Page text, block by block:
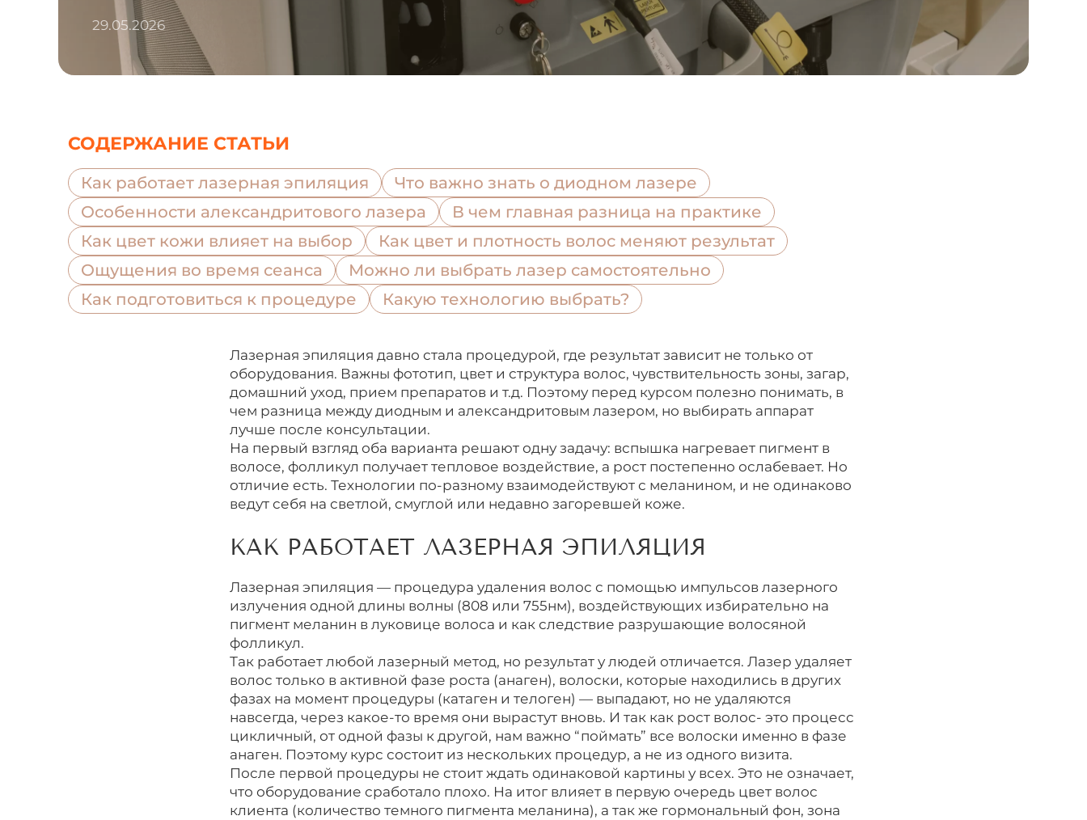
29.05.2026
СОДЕРЖАНИЕ СТАТЬИ
Как работает лазерная эпиляция
Что важно знать о диодном лазере
Особенности александритового лазера
В чем главная разница на практике
Как цвет кожи влияет на выбор
Как цвет и плотность волос меняют результат
Ощущения во время сеанса
Можно ли выбрать лазер самостоятельно
Как подготовиться к процедуре
Какую технологию выбрать?
Лазерная эпиляция давно стала процедурой, где результат зависит не только от
оборудования. Важны фототип, цвет и структура волос, чувствительность зоны, загар,
домашний уход, прием препаратов и т.д. Поэтому перед курсом полезно понимать, в
чем разница между диодным и александритовым лазером, но выбирать аппарат
лучше после консультации.
На первый взгляд оба варианта решают одну задачу: вспышка нагревает пигмент в
волосе, фолликул получает тепловое воздействие, а рост постепенно ослабевает. Но
отличие есть. Технологии по-разному взаимодействуют с меланином, и не одинаково
ведут себя на светлой, смуглой или недавно загоревшей коже.
КАК РАБОТАЕТ ЛАЗЕРНАЯ ЭПИЛЯЦИЯ
Лазерная эпиляция — процедура удаления волос с помощью импульсов лазерного
излучения одной длины волны (808 или 755нм), воздействующих избирательно на
пигмент меланин в луковице волоса и как следствие разрушающие волосяной
фолликул.
Так работает любой лазерный метод, но результат у людей отличается. Лазер удаляет
волос только в активной фазе роста (анаген), волоски, которые находились в других
фазах на момент процедуры (катаген и телоген) — выпадают, но не удаляются
навсегда, через какое-то время они вырастут вновь. И так как рост волос- это процесс
цикличный, от одной фазы к другой, нам важно “поймать” все волоски именно в фазе
анаген. Поэтому курс состоит из нескольких процедур, а не из одного визита.
После первой процедуры не стоит ждать одинаковой картины у всех. Это не означает,
что оборудование сработало плохо. На итог влияет в первую очередь цвет волос
клиента (количество темного пигмента меланина), а так же гормональный фон, зона